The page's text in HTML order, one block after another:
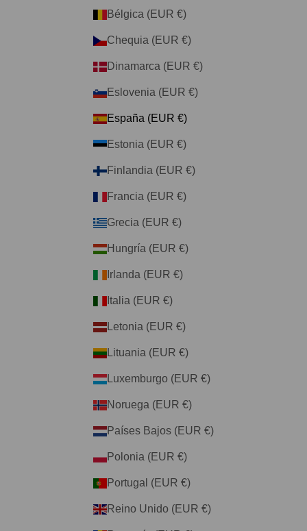
Bélgica (EUR €)
Chequia (EUR €)
Dinamarca (EUR €)
Eslovenia (EUR €)
España (EUR €)
Estonia (EUR €)
Finlandia (EUR €)
Francia (EUR €)
Grecia (EUR €)
Hungría (EUR €)
Irlanda (EUR €)
Italia (EUR €)
Letonia (EUR €)
Lituania (EUR €)
Luxemburgo (EUR €)
Noruega (EUR €)
Países Bajos (EUR €)
Polonia (EUR €)
Portugal (EUR €)
Reino Unido (EUR €)